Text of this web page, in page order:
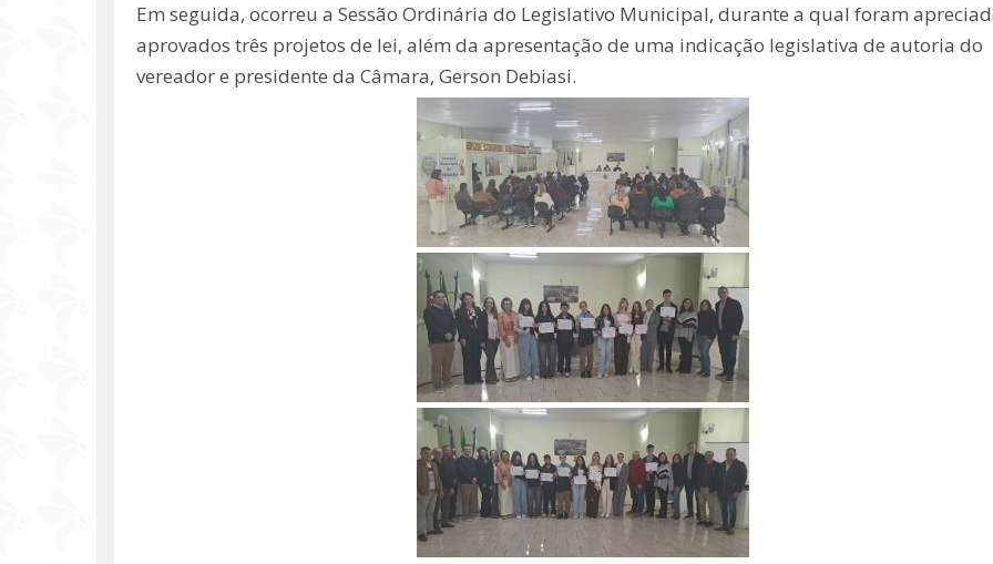
Em seguida, ocorreu a Sessão Ordinária do Legislativo Municipal, durante a qual foram
aprovados três projetos de lei, além da apresentação de uma indicação legislativa de autoria do
vereador e presidente da Câmara, Gerson Debiasi.